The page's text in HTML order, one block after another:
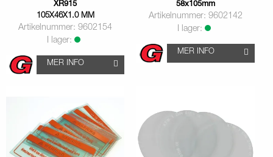
XR915
105X46X1.0 MM
Artikelnummer: 9602154
I lager:
MER INFO
58x105mm
Artikelnummer: 9602142
I lager:
MER INFO